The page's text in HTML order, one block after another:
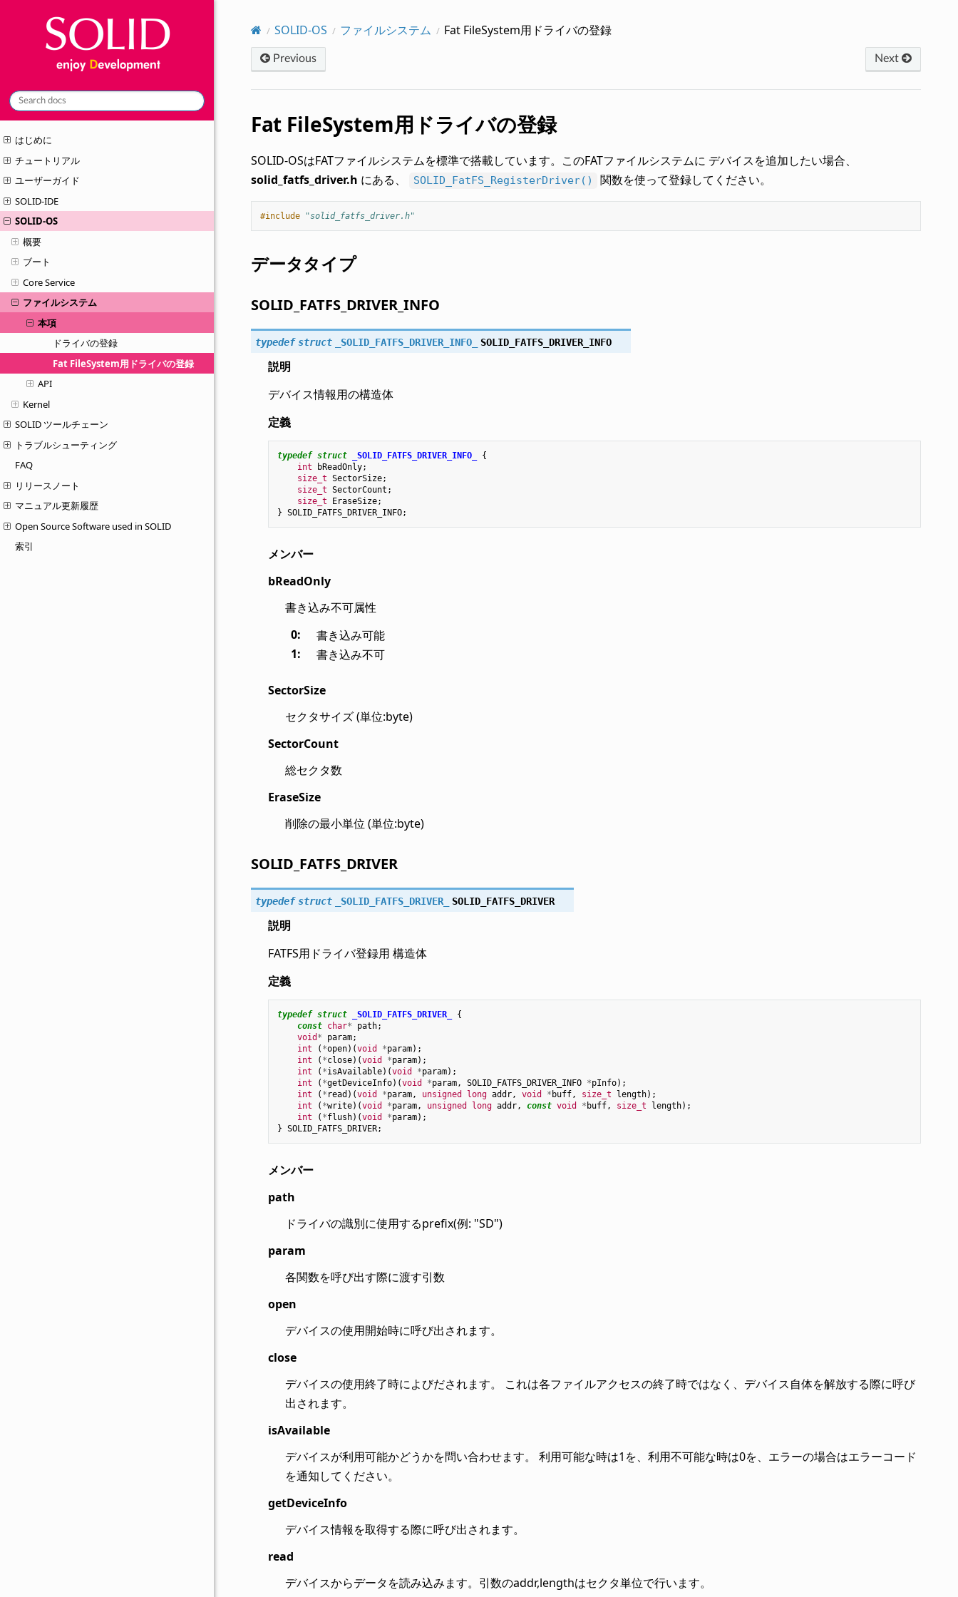
はじめに
チュートリアル
ユーザーガイド
SOLID-IDE
SOLID-OS
概要
ブート
Core Service
ファイルシステム
本項
ドライバの登録
Fat FileSystem用ドライバの登録
API
Kernel
SOLID ツールチェーン
トラブルシューティング
FAQ
リリースノート
マニュアル更新履歴
Open Source Software used in SOLID
索引
SOLID-OS ファイルシステム Fat FileSystem用ドライバの登録
Previous Next
Fat FileSystem用ドライバの登録
SOLID-OSはFATファイルシステムを標準で搭載しています。このFATファイルシステムに デバイスを追加したい場合、
solid_fatfs_driver.h にある、 SOLID_FatFS_RegisterDriver() 関数を使って登録してください。
#include "solid_fatfs_driver.h"
データタイプ
SOLID_FATFS_DRIVER_INFO
typedef struct _SOLID_FATFS_DRIVER_INFO_ SOLID_FATFS_DRIVER_INFO
説明
デバイス情報用の構造体
定義
typedef struct _SOLID_FATFS_DRIVER_INFO_
{
int
bReadOnly;
size_t SectorSize;
size_t SectorCount ;
size_t
EraseSize;
} SOLID_FATFS_DRIVER_INFO;
メンバー
bReadOnly
書き込み不可属性
0:
書き込み可能
1: 書き込み不可
SectorSize
セクタサイズ (単位:byte)
SectorCount
総セクタ数
EraseSize
削除の最小単位 (単位:byte)
SOLID_FATFS_DRIVER
typedef struct _SOLID_FATFS_DRIVER_ SOLID_FATFS_DRIVER
説明
FATFS用ドライバ登録用 構造体
定義
typedef struct _SOLID_FATFS_DRIVER_
{
const char* path;
void * param;
int
( *open)(void *param);
int
( *close)(void *param);
int
( *isAvailable)(void *param);
int
( *getDeviceInfo)(void *param, SOLID_FATFS_DRIVER_INFO *pInfo);
int
( * read )(void *param, unsigned long addr, void * buff, size_t length);
int
( *write)(void *param, unsigned long addr, const void * buff, size_t length);
int
( *flush)(void *param);
} SOLID_FATFS_DRIVER;
メンバー
path
ドライバの識別に使用するprefix(例: "SD")
param
各関数を呼び出す際に渡す引数
open
デバイスの使用開始時に呼び出されます。
close
デバイスの使用終了時によびだされます。 これは各ファイルアクセスの終了時ではなく、デバイス自体を解放する際に呼び
出されます。
isAvailable
デバイスが利用可能かどうかを問い合わせます。 利用可能な時は1を、利用不可能な時は0を、エラーの場合はエラーコード
を通知してください。
getDeviceInfo
デバイス情報を取得する際に呼び出されます。
read
デバイスからデータを読み込みます。引数のaddr,lengthはセクタ単位で行います。